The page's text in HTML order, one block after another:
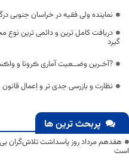
نماینده ولی فقیه در خراسان
دریافت کامل ترین و دائمی ترین
گیرد
?آخـرین وضــعیت آماری ڪرونا و
نظارت و بازرسی جدی تر و اِعمال
پربحث ترین ها
هفدهم مرداد روز پاسداشت تلاش‌گران
است